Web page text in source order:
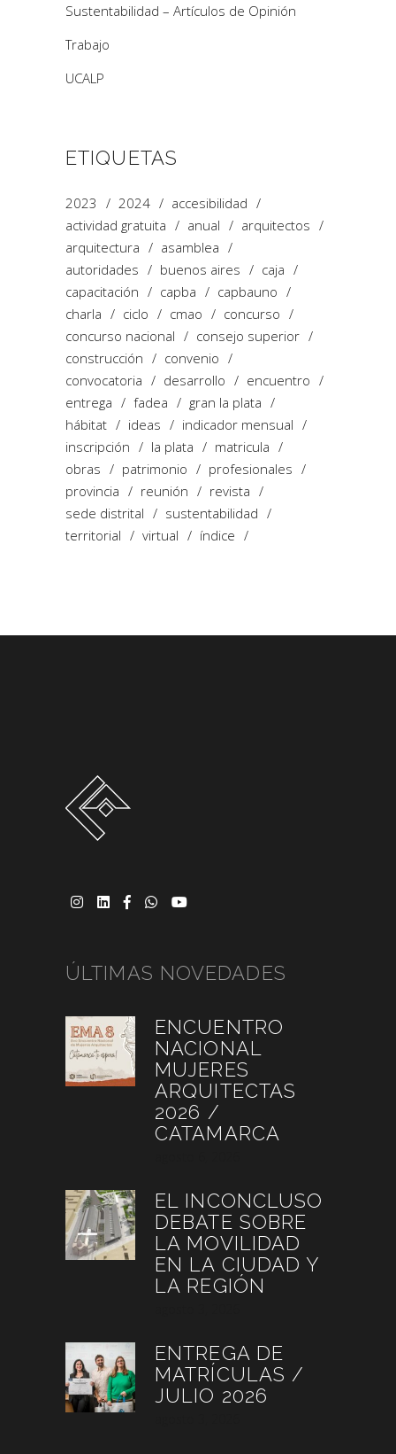
Sustentabilidad – Artículos de Opinión
Trabajo
UCALP
ETIQUETAS
2023 2024
accesibilidad
actividad gratuita
anual
arquitectos
arquitectura
asamblea
autoridades
buenos aires
caja
capacitación
capba
capbauno
charla
ciclo cmao
concurso
concurso nacional
consejo superior
construcción
convenio
convocatoria
desarrollo
encuentro
entrega
fadea
gran la plata
hábitat
ideas
indicador mensual
inscripción
la plata
matricula
obras
patrimonio
profesionales
provincia
reunión
revista
sede distrital
sustentabilidad
territorial
virtual índice
ÚLTIMAS NOVEDADES
ENCUENTRO
NACIONAL
MUJERES
ARQUITECTAS
2026 /
CATAMARCA
EL INCONCLUSO
DEBATE SOBRE
LA MOVILIDAD
EN LA CIUDAD Y
LA REGIÓN
ENTREGA DE
MATRÍCULAS /
JULIO 2026